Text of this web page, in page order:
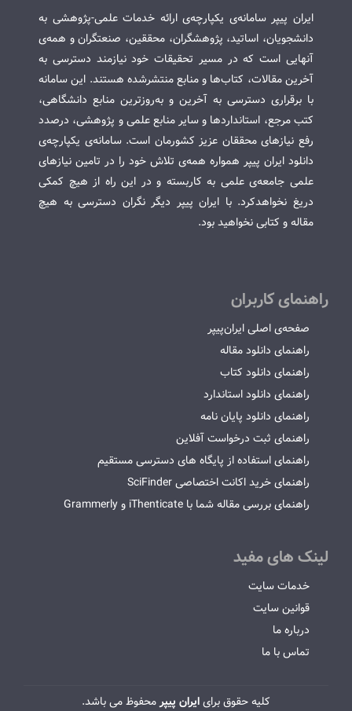
ایران پیپر سامانه‌ی یکپارچه‌ی ارائه خدمات علمی-پژوهشی به
دانشجویان، اساتید، پژوهشگران، محققین، صنعتگران و همه‌ی
آنهایی است که در مسیر تحقیقات خود نیازمند دسترسی به
آخرین مقالات، کتاب‌ها و منابع منتشرشده هستند. این سامانه
با برقراری دسترسی به آخرین و به‌روزترین منابع دانشگاهی،
کتب مرجع، استانداردها و سایر منابع علمی و پژوهشی، درصدد
رفع نیازهای محققان عزیز کشورمان است. سامانه‌ی یکپارچه‌ی
دانلود ایران پیپر همواره همه‌ی تلاش خود را در تامین نیازهای
علمی جامعه‌ی علمی به کاربسته و در این راه از هیچ کمکی
دریغ نخواهدکرد. با ایران پیپر دیگر نگران دسترسی به هیچ
مقاله و کتابی نخواهید بود.
راهنمای کاربران
صفحه‌ی اصلی ایران‌پیپر
راهنمای دانلود مقاله
راهنمای دانلود کتاب
راهنمای دانلود استاندارد
راهنمای دانلود پایان نامه
راهنمای ثبت درخواست آفلاین
راهنمای استفاده از پایگاه های دسترسی مستقیم
راهنمای خرید اکانت اختصاصی SciFinder
راهنمای بررسی مقاله شما با iThenticate و Grammerly
لینک های مفید
خدمات سایت
قوانین سایت
درباره ما
تماس با ما
کلیه حقوق برایایران پیپرمحفوظ می باشد.